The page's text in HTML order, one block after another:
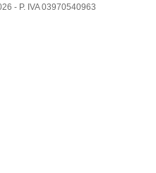
- P. IVA 03970540963